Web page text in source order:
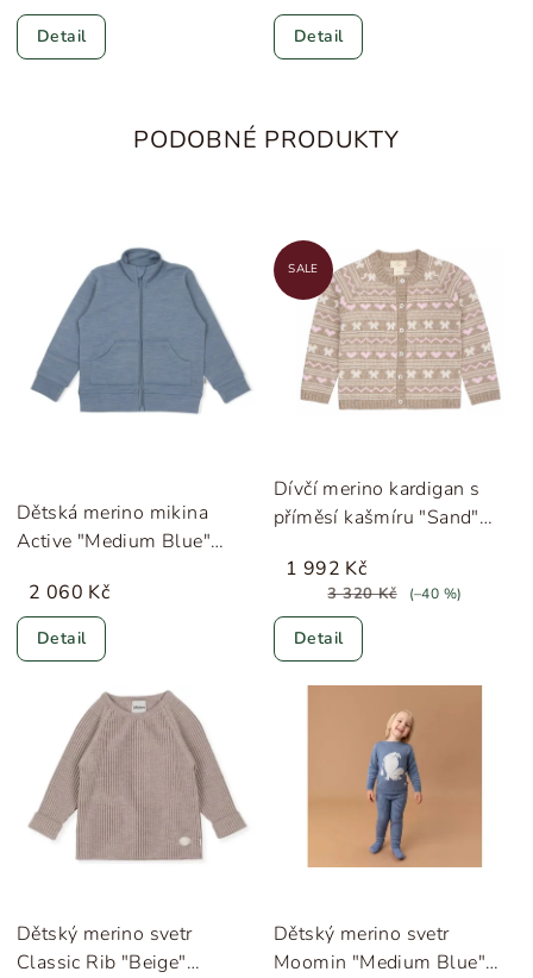
Detail Detail
PODOBNÉ PRODUKTY
Dětská merino mikina
Active "Medium Blue"
2 060 Kč
Detail
SALE
Dívčí merino kardigan s
příměsí kašmíru "Sand"
1 992 Kč
3 320 Kč (–40 %)
Detail
Dětský merino svetr
Classic Rib "Beige"
Dětský merino svetr
Moomin "Medium Blue"